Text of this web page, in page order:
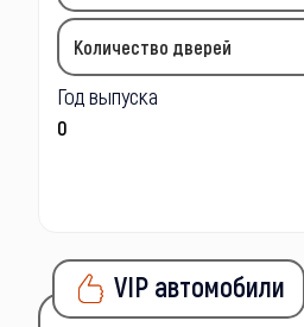
Количество дверей
Год выпуска
VIP автомобили